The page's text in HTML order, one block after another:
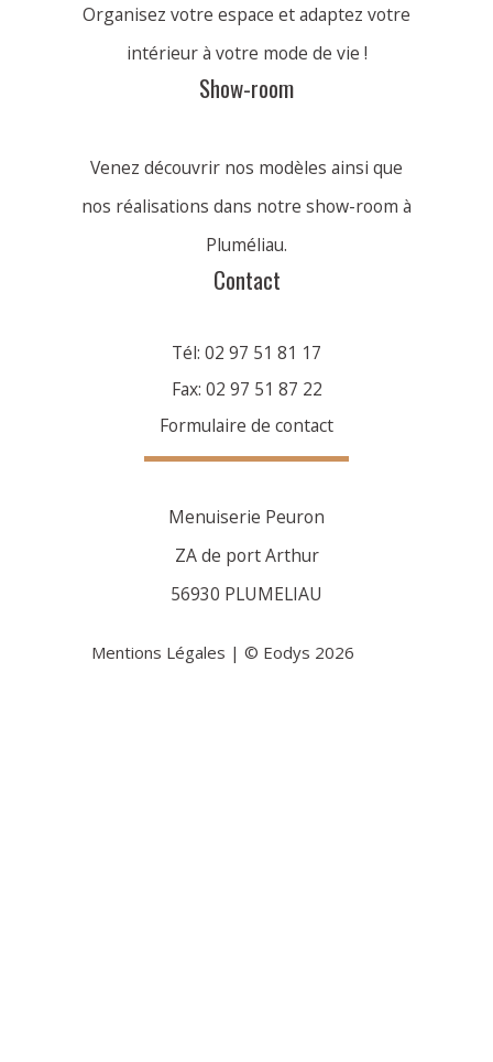
Organisez votre espace et adaptez votre
intérieur à votre mode de vie !
Show-room
Venez découvrir nos modèles ainsi que
nos réalisations dans notre show-room à
Pluméliau.
Contact
Tél: 02 97 51 81 17
Fax: 02 97 51 87 22
Formulaire de contact
Menuiserie Peuron
ZA de port Arthur
56930 PLUMELIAU
Mentions Légales | © Eodys 2026